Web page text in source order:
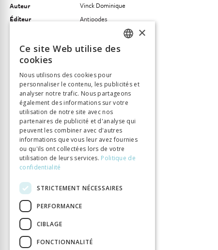
Auteur
Vinck Dominique
Éditeur
Antipodes
Langue
Français
Nombre de pages
Parution
3 oct. 2019
Type de livre
Monographie
DOI
10.33056/ANTIPODES.11711
ITALIAN
×
Ce site Web utilise des
cookies
Nous utilisons des cookies pour
personnaliser le contenu, les publicités et
analyser notre trafic. Nous partageons
également des informations sur votre
utilisation de notre site avec nos
partenaires de publicité et d'analyse qui
peuvent les combiner avec d'autres
informations que vous leur avez fournies
ou qu'ils ont collectées lors de votre
utilisation de leurs services. Politique de
confidentialité
STRICTEMENT NÉCESSAIRES
PERFORMANCE
CIBLAGE
FONCTIONNALITÉ